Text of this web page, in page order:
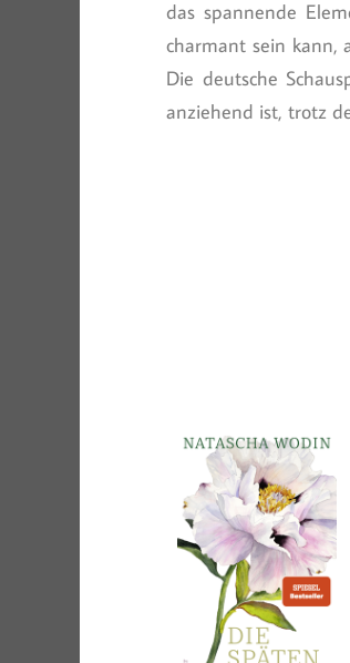
das spannende
charmant sein kann,
Die deutsche
anziehend ist, trotz